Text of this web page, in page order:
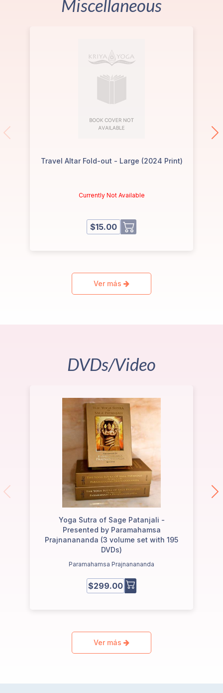
Miscellaneous
Travel Altar Fold-out - Large (2024 Print)
Currently Not Available
$15.00
Ver más
DVDs/Video
Yoga Sutra of Sage Patanjali -
Presented by Paramahamsa
Prajnanananda (3 volume set with 195
DVDs)
Paramahamsa Prajnanananda
$299.00
Ver más